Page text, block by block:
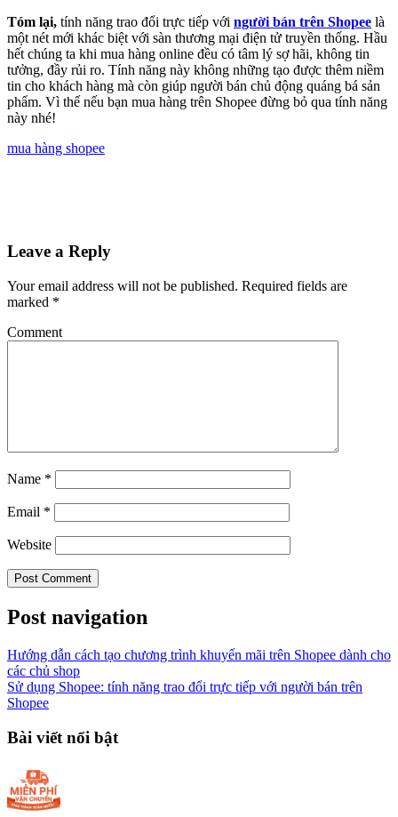
Tóm lại, tính năng trao đổi trực tiếp với người bán trên Shopee là
một nét mới khác biệt với sàn thương mại điện tử truyền thống. Hầu
hết chúng ta khi mua hàng online đều có tâm lý sợ hãi, không tin
tưởng, đầy rủi ro. Tính năng này không những tạo được thêm niềm
tin cho khách hàng mà còn giúp người bán chủ động quáng bá sản
phẩm. Vì thế nếu bạn mua hàng trên Shopee đừng bỏ qua tính năng
này nhé!
mua hàng shopee
Leave a Reply
Your email address will not be published. Required fields are
marked *
Comment
Name *
Email *
Website
Post navigation
Hướng dẫn cách tạo chương trình khuyến mãi trên Shopee dành cho
các chủ shop
Sử dụng Shopee: tính năng trao đổi trực tiếp với người bán trên
Shopee
Bài viết nổi bật